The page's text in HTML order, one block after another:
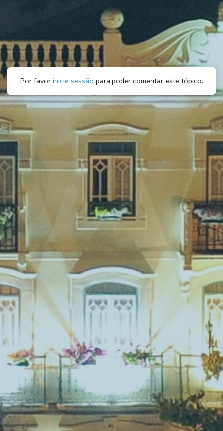
Por favor inicie sessão para poder comentar este tópico.